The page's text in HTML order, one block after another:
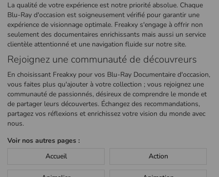
La qualité de votre expérience est notre priorité absolue. Chaque
Blu-Ray d'occasion est soigneusement vérifié pour garantir une
expérience de visionnage optimale. Freakxy s'engage à offrir non
seulement des documentaires enrichissants mais aussi un service
clientèle attentionné et une navigation fluide sur notre site.
Rejoignez une communauté de découvreurs
En choisissant Freakxy pour vos Blu-Ray Documentaire d'occasion,
vous faites plus qu'ajouter à votre collection ; vous rejoignez une
communauté de passionnés, désireux de comprendre le monde et
de partager leurs découvertes. Échangez des recommandations,
partagez vos réflexions et enrichissez votre vision du monde avec
nous.
Voir nos autres pages :
Accueil
Action